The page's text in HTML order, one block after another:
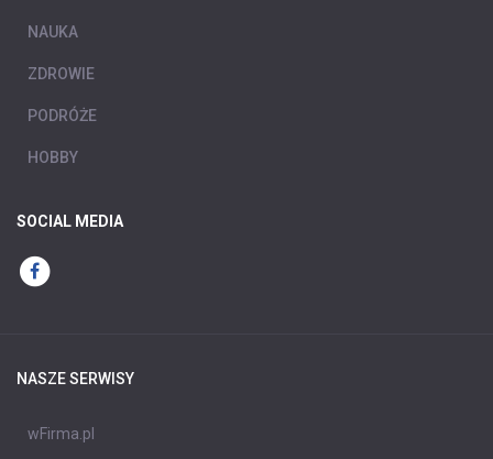
NAUKA
ZDROWIE
PODRÓŻE
HOBBY
SOCIAL MEDIA
NASZE SERWISY
wFirma.pl